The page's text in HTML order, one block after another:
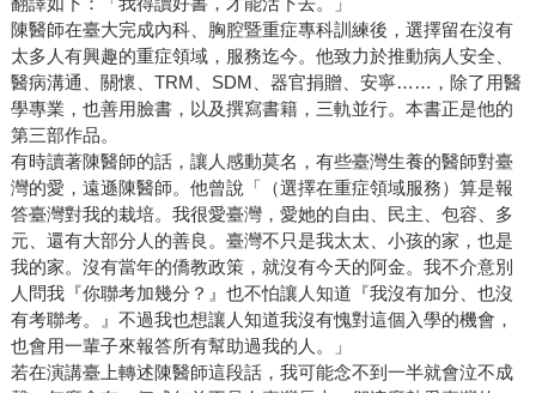
陳醫師在臺大完成內科、胸腔暨重症專科訓練後，選擇留在沒有
太多人有興趣的重症領域，服務迄今。他致力於推動病人安全、
醫病溝通、關懷、TRM、SDM、器官捐贈、安寧……，除了用醫
學專業，也善用臉書，以及撰寫書籍，三軌並行。本書正是他的
第三部作品。
有時讀著陳醫師的話，讓人感動莫名，有些臺灣生養的醫師對臺
灣的愛，遠遜陳醫師。他曾說「（選擇在重症領域服務）算是報
答臺灣對我的栽培。我很愛臺灣，愛她的自由、民主、包容、多
元、還有大部分人的善良。臺灣不只是我太太、小孩的家，也是
我的家。沒有當年的僑教政策，就沒有今天的阿金。我不介意別
人問我『你聯考加幾分？』也不怕讓人知道『我沒有加分、也沒
有考聯考。』不過我也想讓人知道我沒有愧對這個入學的機會，
也會用一輩子來報答所有幫助過我的人。」
若在演講臺上轉述陳醫師這段話，我可能念不到一半就會泣不成